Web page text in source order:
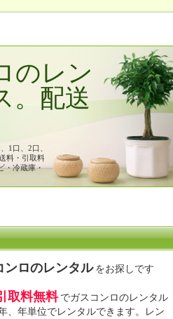
のレン
。配送
1口、2口、
料・引取料
・冷蔵庫・
ンロのレンタル をお探しです
取料無料 でガスコンロのレンタル
、年単位でレンタルできます。レン